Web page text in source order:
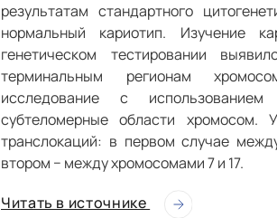
результатам стандартного
нормальный кариотип. Изучение
генетическом тестировании
терминальным регионам
исследование с
субтеломерные области хромосом.
транслокаций: в первом случае
втором − между хромосомами 7 и 17.
Читать в источнике